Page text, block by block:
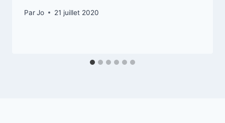
ParJo 21 juillet 2020